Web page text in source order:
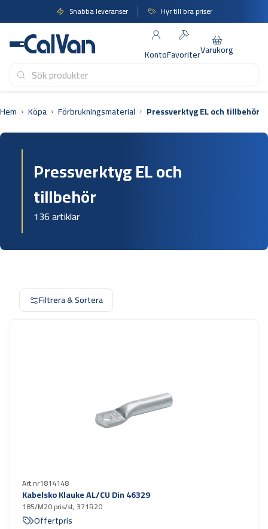
till
innehåll
Snabba leveranser Hyr till bra priser
KontoFavoriterVarukorg
Hem Köpa Förbrukningsmaterial Pressverktyg EL och tillbehör
Pressverktyg EL och
tillbehör
136 artiklar
Filtrera & Sortera
Art.nr1814148
Kabelsko Klauke AL/CU Din 46329
185/M20 pris/st, 371R20
Offertpris